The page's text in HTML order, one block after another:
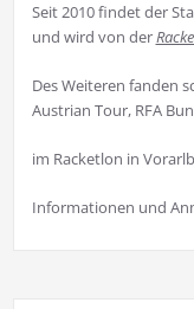
Seit 2010 findet der
und wird von der
Des Weiteren fanden
Austrian Tour, RFA
im Racketlon in
Informationen und